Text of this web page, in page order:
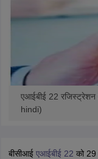
एआईबीई 22
hindi)
बीसीआई एआईबीई 22 को 29